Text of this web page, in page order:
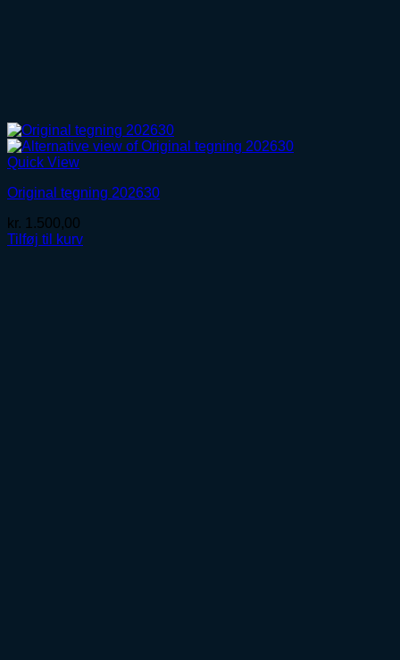
Quick View
Original tegning 202630
kr. 1.500,00
Tilføj til kurv